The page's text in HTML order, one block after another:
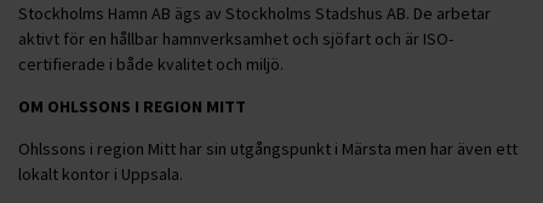
Stockholms Hamn AB ägs av Stockholms Stadshus AB. De arbetar
aktivt för en hållbar hamnverksamhet och sjöfart och är ISO-
certifierade i både kvalitet och miljö.
OM OHLSSONS I REGION MITT
Ohlssons i region Mitt har sin utgångspunkt i Märsta men har även ett
lokalt kontor i Uppsala.